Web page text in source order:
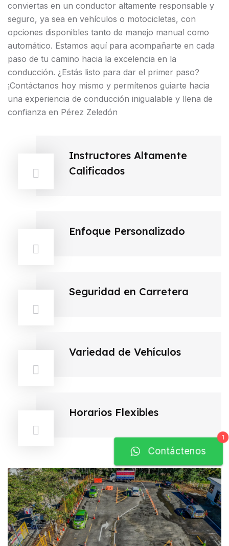
conviertas en un conductor altamente responsable y
seguro, ya sea en vehículos o motocicletas, con
opciones disponibles tanto de manejo manual como
automático. Estamos aquí para acompañarte en cada
paso de tu camino hacia la excelencia en la
conducción. ¿Estás listo para dar el primer paso?
¡Contáctanos hoy mismo y permítenos guiarte hacia
una experiencia de conducción inigualable y llena de
confianza en Pérez Zeledón
Instructores Altamente
Calificados
Enfoque Personalizado
Seguridad en Carretera
Variedad de Vehículos
Horarios Flexibles
1
Contáctenos